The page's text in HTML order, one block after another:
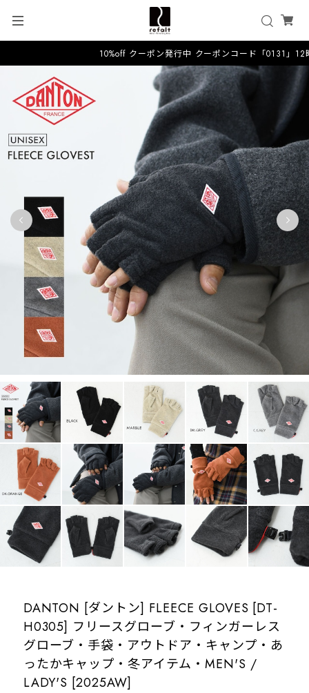
10%off クーポン発行中 クーポンコード「0131」12
DANTON [ダントン] FLEECE GLOVES [DT-
H0305] フリースグローブ・フィンガーレス
グローブ・手袋・アウトドア・キャンプ・あ
ったかキャップ・冬アイテム・MEN'S /
LADY'S [2025AW]